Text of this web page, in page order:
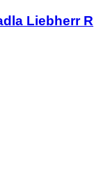
Liebherr R